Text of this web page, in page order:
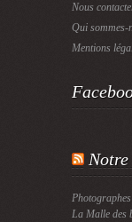
Nous
Qui sommes-
Mentions
Notre
La Malle des